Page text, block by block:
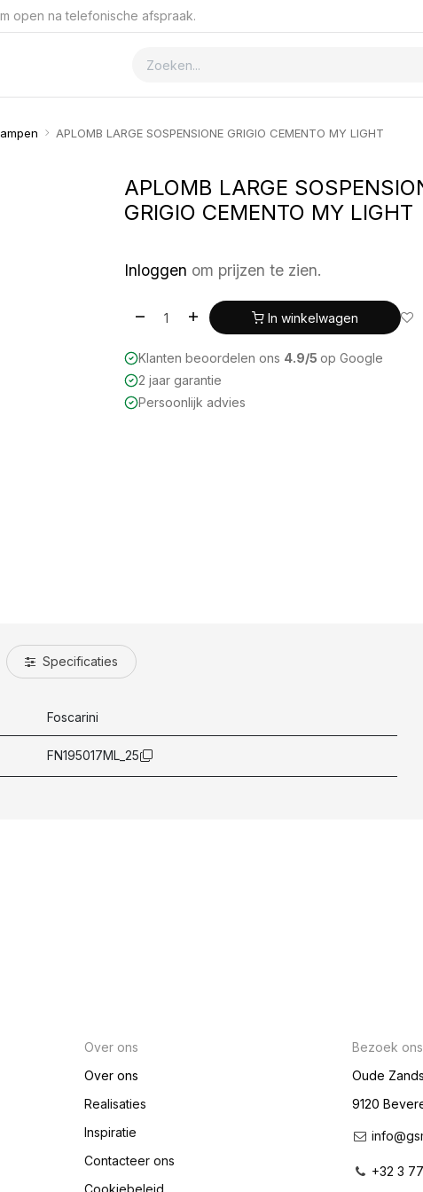
open na telefonische afspraak.
APLOMB LARGE SOSPENSIONE GRIGIO CEMENTO MY LIGHT
APLOMB LARGE
GRIGIO CEMENTO MY LIGHT
Inloggen om prijzen te zien.
In winkelwagen
Klanten beoordelen ons 4.9/5 op Google
2 jaar garantie
Persoonlijk advies
Specificaties
Foscarini
FN195017ML_25
Over ons
Over ons
Realisaties
Inspiratie
Contacteer ons
Cookiebeleid
Bezoek ons
Oude
9120
+32 3